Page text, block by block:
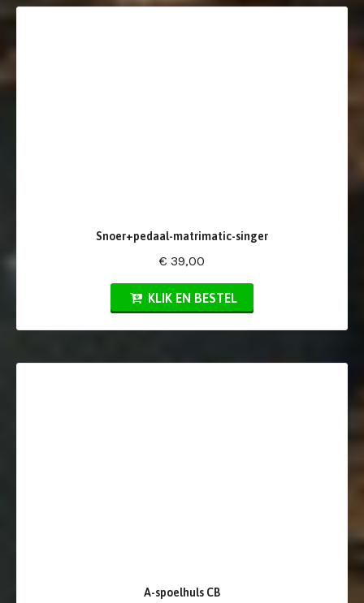
Snoer+pedaal-matrimatic-singer
€ 39,00
KLIK EN BESTEL
A-spoelhuls CB